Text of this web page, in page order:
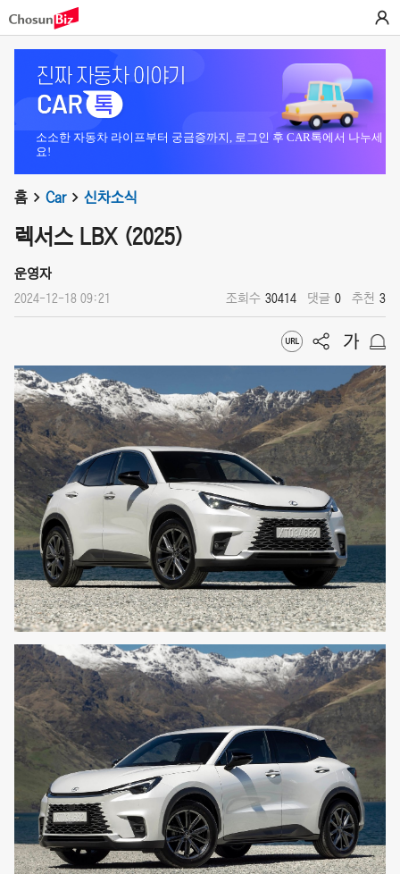
소소한 자동차 라이프부터 궁금증까지, 로그인 후 CAR톡에서 나누세
요!
홈 Car 신차소식
렉서스 LBX (2025)
운영자
2024-12-18 09:21 조회수 30414 댓글 0 추천 3